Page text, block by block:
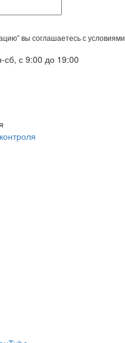
вы соглашаетесь с условиями
сб, с 9:00 до 19:00